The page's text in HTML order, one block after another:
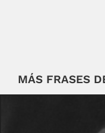
MÁS FRASES